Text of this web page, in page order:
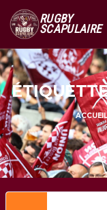
RUGBY
SCAPULAIRE
ACCUEIL